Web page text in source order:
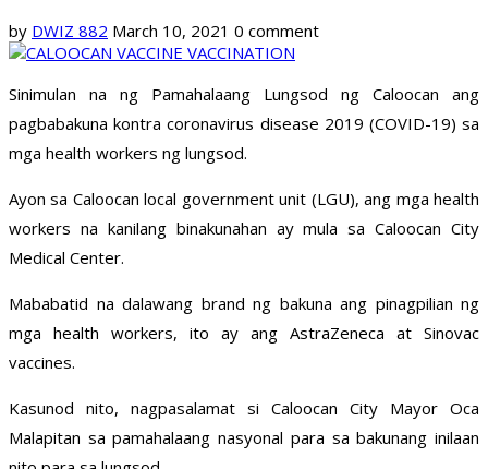
by DWIZ 882 March 10, 2021 0 comment
Sinimulan na ng Pamahalaang Lungsod ng Caloocan ang
pagbabakuna kontra coronavirus disease 2019 (COVID-19) sa
mga health workers ng lungsod.
Ayon sa Caloocan local government unit (LGU), ang mga health
workers na kanilang binakunahan ay mula sa Caloocan City
Medical Center.
Mababatid na dalawang brand ng bakuna ang pinagpilian ng
mga health workers, ito ay ang AstraZeneca at Sinovac
vaccines.
Kasunod nito, nagpasalamat si Caloocan City Mayor Oca
Malapitan sa pamahalaang nasyonal para sa bakunang inilaan